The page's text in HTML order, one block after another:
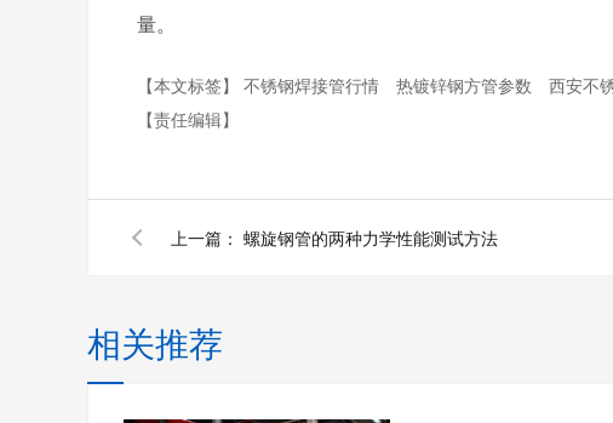
量。
【本文标签】 不锈钢焊接管行情 热镀锌钢方管参数 西安不
【责任编辑】
上一篇： 螺旋钢管的两种力学性能测试方法
相关推荐